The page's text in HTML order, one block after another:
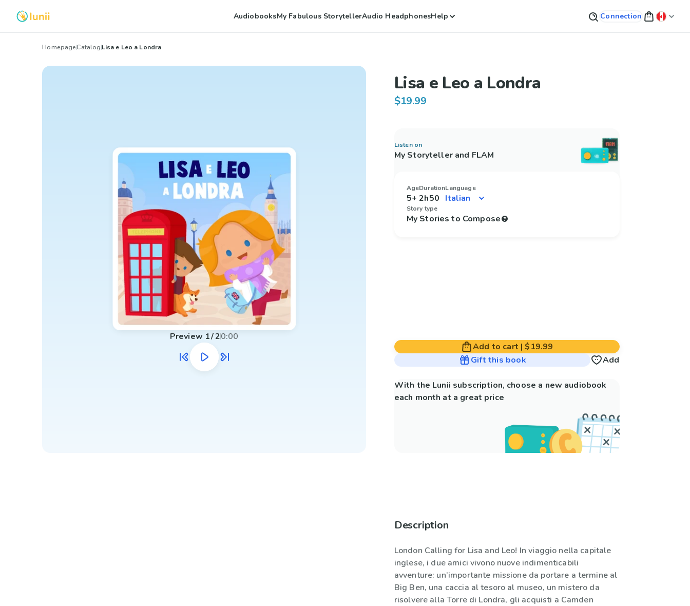
AudiobooksMy Fabulous StorytellerAudio HeadphonesHelp Connection
HomepageCatalogLisa e Leo a Londra
Preview 1/20:00
Lisa e Leo a Londra
$19.99
Listen on
My Storyteller and FLAM
Age
5+
Duration
2h50
Language
Story type
My Stories to Compose
Add to cart |$19.99
Gift this book
Add
With the Lunii subscription, choose a new audiobook
each month at a great price
Description
London Calling for Lisa and Leo! In viaggio nella capitale
inglese, i due amici vivono nuove indimenticabili
avventure: un’importante missione da portare a termine al
Big Ben, una caccia al tesoro al museo, un mistero da
risolvere alla Torre di Londra, gli acquisti a Camden